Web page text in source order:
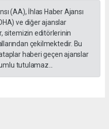
(AA), İhlas Haber Ajansı
ve diğer ajanslar
sitemizin editörlerinin
çekilmektedir. Bu
haberi geçen ajanslar
tutulamaz...